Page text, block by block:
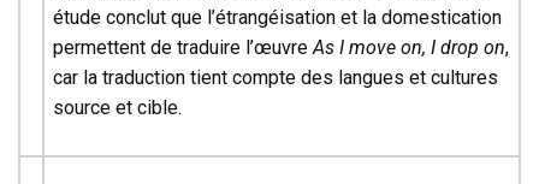
étude conclut que l’étrangéisation et la domestication
permettent de traduire l’œuvre As I move on, I drop on,
car la traduction tient compte des langues et cultures
source et cible.